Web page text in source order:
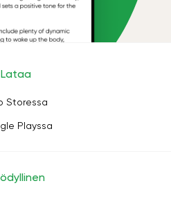
Lataa
Storessa
Playssa